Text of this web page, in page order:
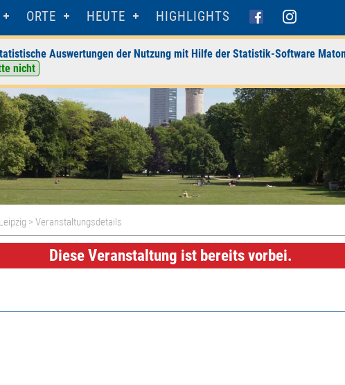
ORTE HEUTE HIGHLIGHTS
Auswertungen der Nutzung mit Hilfe der Statistik-Software
nicht
> Veranstaltungsdetails
Diese Veranstaltung ist bereits vorbei.